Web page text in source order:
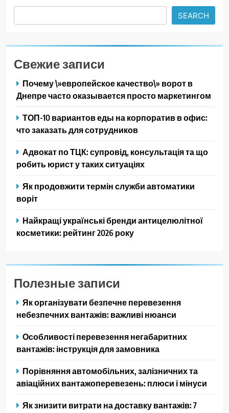
SEARCH
Свежие записи
Почему \»европейское качество\» ворот в
Днепре часто оказывается просто маркетингом
ТОП-10 вариантов еды на корпоратив в офис:
что заказать для сотрудников
Адвокат по ТЦК: супровід, консультація та що
робить юрист у таких ситуаціях
Як продовжити термін служби автоматики
воріт
Найкращі українські бренди антицелюлітної
косметики: рейтинг 2026 року
Полезные записи
Як організувати безпечне перевезення
небезпечних вантажів: важливі нюанси
Особливості перевезення негабаритних
вантажів: інструкція для замовника
Порівняння автомобільних, залізничних та
авіаційних вантажоперевезень: плюси і мінуси
Як знизити витрати на доставку вантажів: 7